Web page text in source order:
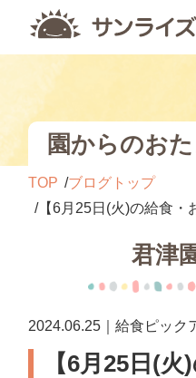
園からのお
TOP
ブログトップ
【6月25日(火)の給食・
君津
2024.06.25｜給食ピック
【6月25日(